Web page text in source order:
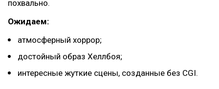
похвально.
Ожидаем:
атмосферный хоррор;
достойный образ Хеллбоя;
интересные жуткие сцены, созданные без CGI.